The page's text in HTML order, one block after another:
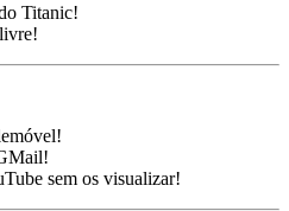
Titanic!
sem os visualizar!